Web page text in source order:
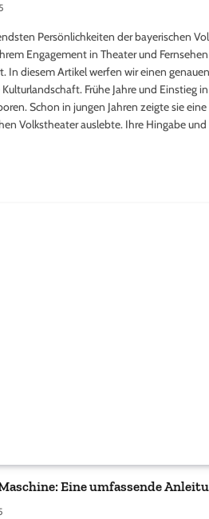
Persönlichkeiten der bayerischen
Engagement in Theater und
In diesem Artikel werfen wir einen
Frühe Jahre und Einstieg
Schon in jungen Jahren zeigte sie
Volkstheater auslebte. Ihre Hingabe
Eine umfassende